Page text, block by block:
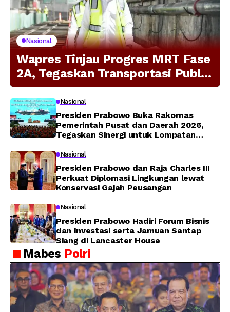
Nasional
Wapres Tinjau Progres MRT Fase
2A, Tegaskan Transportasi Publik
Modern Jadi Prioritas Nasional
Nasional
Presiden Prabowo Buka Rakornas
Pemerintah Pusat dan Daerah 2026,
Tegaskan Sinergi untuk Lompatan
Nasional
Presiden Prabowo dan Raja Charles III
Perkuat Diplomasi Lingkungan lewat
Konservasi Gajah Peusangan
Nasional
Presiden Prabowo Hadiri Forum Bisnis
dan Investasi serta Jamuan Santap
Siang di Lancaster House
Mabes Polri